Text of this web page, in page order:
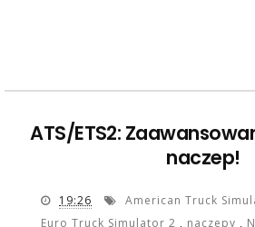
ATS/ETS2:
naczep!
19:26 American Truck
Euro Truck Simulator 2 , naczepy ,